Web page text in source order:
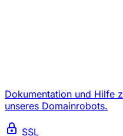
Dokumentation und Hilfe
unseres Domainrobots.
SSL